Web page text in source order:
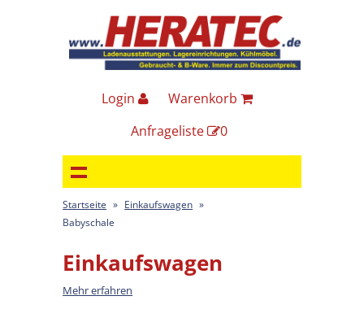
Login
Warenkorb
Anfrageliste
0
Startseite » Einkaufswagen »
Babyschale
Einkaufswagen
Mehr erfahren